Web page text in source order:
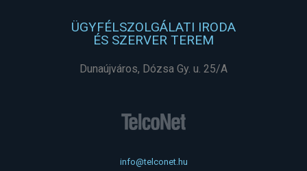
ÜGYFÉLSZOLGÁLATI IRODA
ÉS SZERVER TEREM
Dunaújváros, Dózsa Gy. u. 25/A
info@telconet.hu